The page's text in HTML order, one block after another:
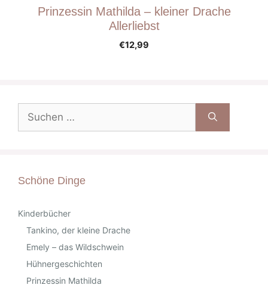
Prinzessin Mathilda – kleiner Drache
Allerliebst
€12,99
nach:
Schöne Dinge
Kinderbücher
Tankino, der kleine Drache
Emely – das Wildschwein
Hühnergeschichten
Prinzessin Mathilda